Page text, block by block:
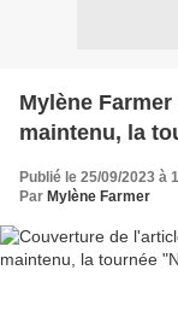
Mylène
maintenu, la
Publié le 25/09/2023 à
Par Mylène Farmer